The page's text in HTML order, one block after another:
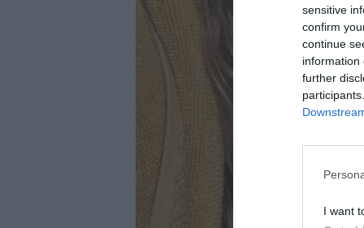
sensitive
confirm
continue
information
further
I want